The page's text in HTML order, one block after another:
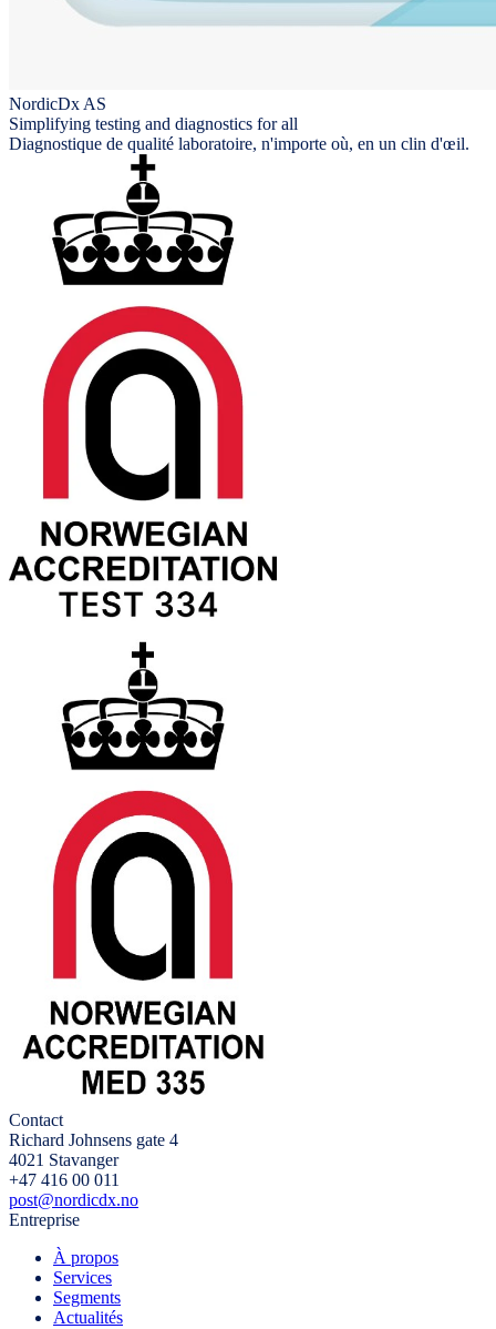
NordicDx AS
Simplifying testing and diagnostics for all
Diagnostique de qualité laboratoire, n'importe où, en un clin d'œil.
Contact
Richard Johnsens gate 4
4021 Stavanger
+47 416 00 011
post@nordicdx.no
Entreprise
À propos
Services
Segments
Actualités